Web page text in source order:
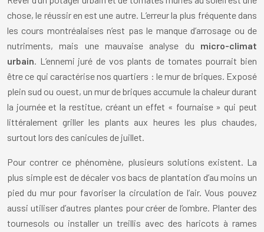
chose, le réussir en est une autre. L’erreur la plus fréquente dans
les cours montréalaises n’est pas le manque d’arrosage ou de
nutriments, mais une mauvaise analyse du micro-climat
urbain. L’ennemi juré de vos plants de tomates pourrait bien
être ce qui caractérise nos quartiers : le mur de briques. Exposé
plein sud ou ouest, un mur de briques accumule la chaleur durant
la journée et la restitue, créant un effet « fournaise » qui peut
littéralement griller les plants aux heures les plus chaudes,
surtout lors des canicules de juillet.
Pour contrer ce phénomène, plusieurs solutions existent. La
plus simple est de décaler vos bacs de plantation d’au moins un
pied du mur pour favoriser la circulation de l’air. Vous pouvez
aussi utiliser d’autres plantes pour créer de l’ombre. Planter des
tournesols ou installer un treillis avec des haricots à rames